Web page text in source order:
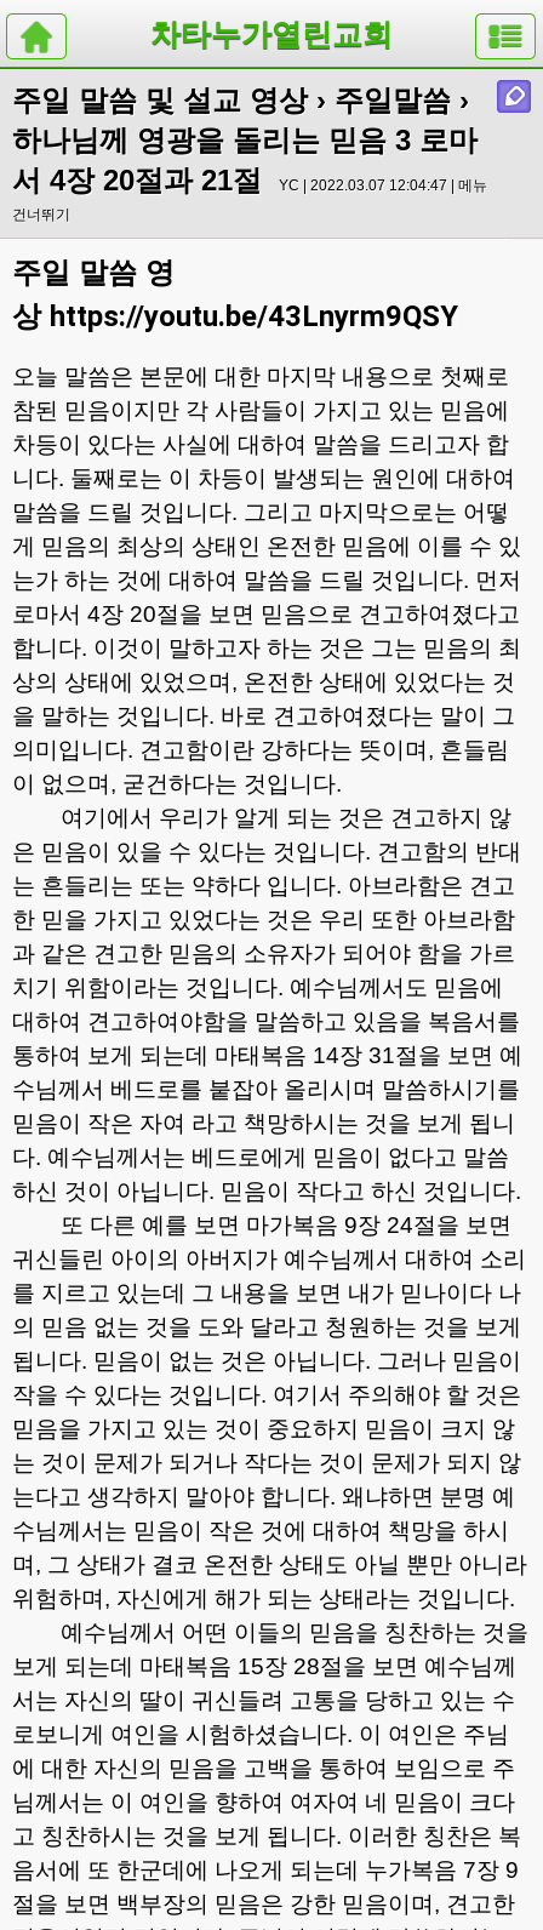
차타누가열린교회
주일 말씀 및 설교 영상› 주일말씀 ›
하나님께 영광을 돌리는 믿음 3 로마
서 4장 20절과 21절
YC | 2022.03.07 12:04:47 | 메뉴
건너뛰기
주일 말씀 영
상 https://youtu.be/43Lnyrm9QSY
오늘 말씀은 본문에 대한 마지막 내용으로 첫째로
참된 믿음이지만 각 사람들이 가지고 있는 믿음에
차등이 있다는 사실에 대하여 말씀을 드리고자 합
니다. 둘째로는 이 차등이 발생되는 원인에 대하여
말씀을 드릴 것입니다. 그리고 마지막으로는 어떻
게 믿음의 최상의 상태인 온전한 믿음에 이를 수 있
는가 하는 것에 대하여 말씀을 드릴 것입니다. 먼저
로마서 4장 20절을 보면 믿음으로 견고하여졌다고
합니다. 이것이 말하고자 하는 것은 그는 믿음의 최
상의 상태에 있었으며 , 온전한 상태에 있었다는 것
을 말하는 것입니다. 바로 견고하여졌다는 말이 그
의미입니다. 견고함이란 강하다는 뜻이며 , 흔들림
이 없으며 , 굳건하다는 것입니다.
여기에서 우리가 알게 되는 것은 견고하지 않
은 믿음이 있을 수 있다는 것입니다. 견고함의 반대
는 흔들리는 또는 약하다 입니다. 아브라함은 견고
한 믿을 가지고 있었다는 것은 우리 또한 아브라함
과 같은 견고한 믿음의 소유자가 되어야 함을 가르
치기 위함이라는 것입니다. 예수님께서도 믿음에
대하여 견고하여야함을 말씀하고 있음을 복음서를
통하여 보게 되는데 마태복음 14장 31절을 보면 예
수님께서 베드로를 붙잡아 올리시며 말씀하시기를
믿음이 작은 자여 라고 책망하시는 것을 보게 됩니
다. 예수님께서는 베드로에게 믿음이 없다고 말씀
하신 것이 아닙니다. 믿음이 작다고 하신 것입니다.
또 다른 예를 보면 마가복음 9장 24절을 보면
귀신들린 아이의 아버지가 예수님께서 대하여 소리
를 지르고 있는데 그 내용을 보면 내가 믿나이다 나
의 믿음 없는 것을 도와 달라고 청원하는 것을 보게
됩니다. 믿음이 없는 것은 아닙니다. 그러나 믿음이
작을 수 있다는 것입니다. 여기서 주의해야 할 것은
믿음을 가지고 있는 것이 중요하지 믿음이 크지 않
는 것이 문제가 되거나 작다는 것이 문제가 되지 않
는다고 생각하지 말아야 합니다. 왜냐하면 분명 예
수님께서는 믿음이 작은 것에 대하여 책망을 하시
며 , 그 상태가 결코 온전한 상태도 아닐 뿐만 아니라
위험하며 , 자신에게 해가 되는 상태라는 것입니다.
예수님께서 어떤 이들의 믿음을 칭찬하는 것을
보게 되는데 마태복음 15장 28절을 보면 예수님께
서는 자신의 딸이 귀신들려 고통을 당하고 있는 수
로보니게 여인을 시험하셨습니다. 이 여인은 주님
에 대한 자신의 믿음을 고백을 통하여 보임으로 주
님께서는 이 여인을 향하여 여자여 네 믿음이 크다
고 칭찬하시는 것을 보게 됩니다. 이러한 칭찬은 복
음서에 또 한군데에 나오게 되는데 누가복음 7장 9
절을 보면 백부장의 믿음은 강한 믿음이며 , 견고한